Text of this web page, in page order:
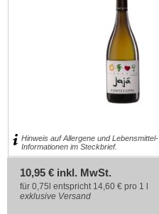
Hinweis auf Allergene und Lebensmittel-
Informationen im Steckbrief.
10,95 € inkl. MwSt.
für 0,75l entspricht 14,60 € pro 1 l
exklusive Versand